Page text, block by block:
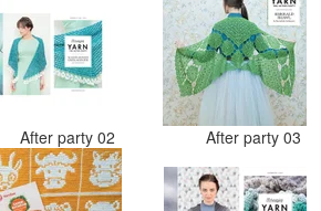
After party 02 After party 03